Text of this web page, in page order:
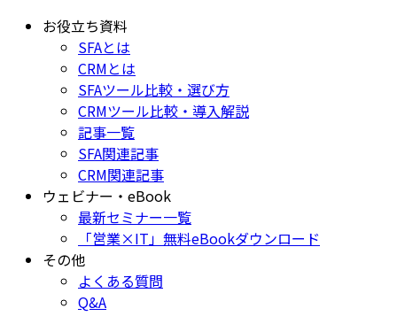
お役立ち資料
SFAとは
CRMとは
SFAツール比較・選び方
CRMツール比較・導入解説
記事一覧
SFA関連記事
CRM関連記事
ウェビナー・eBook
最新セミナー一覧
「営業×IT」無料eBookダウンロード
その他
よくある質問
Q&A